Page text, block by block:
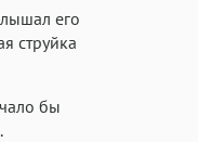
его
струйка
бы